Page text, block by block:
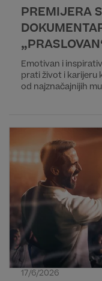
PREMIJERA
Emotivan i
prati život i karijeru
od najznačajnijih
17/6/2026